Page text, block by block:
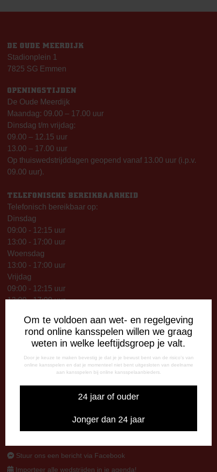
Om te voldoen aan wet- en regelgeving
rond online kansspelen willen we graag
weten in welke leeftijdsgroep je valt.
Door je keuze te maken bevestig je dat je je bewust bent van de risico's van
online kansspelen en dat je momenteel niet bent uitgesloten van deelname
aan kansspelen bij online kansspelaanbieders.
24 jaar of ouder
Jonger dan 24 jaar
DE OUDE MEERDIJK
Stadionplein 1
7825 SG Emmen
OPENINGSTIJDEN
De Oude Meerdijk
Maandag: 09.00 – 17.00 uur
Dinsdag t/m vrijdag:
09.00 – 12.15 uur
13.00 – 17.00 uur
Op thuiswedstrijddagen geopend vanaf 13.00 uur (i.p.v.
09.00 uur).
TELEFONISCHE BEREIKBAARHEID
Telefonisch bereikbaar op:
Dinsdag
09:00 - 12:15 uur
13:00 - 17:00 uur
Woensdag
13:00 - 17:00 uur
Vrijdag
09:00 - 12:15 uur
13:00 - 17:00 uur
CORRESPONDENTIE-ADRES
Postbus 26
7800 AA Emmen
Stuur ons een bericht via Facebook
Importeer alle wedstrijden in je agenda!